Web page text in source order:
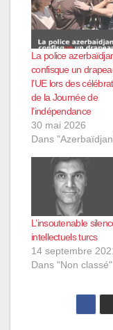
La police
confisque un
l’UE lors des
de la Journée de
l’indépendance
30 mai 2026
Dans
L’insoutenable
intellectuels turcs
14 septembre
Dans "Non classé"